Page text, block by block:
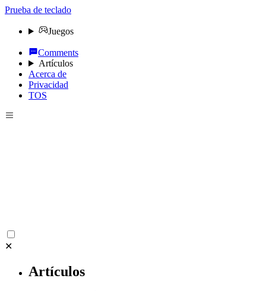
Prueba de teclado
Juegos
Comments
Artículos
Acerca de
Privacidad
TOS
✕
Artículos